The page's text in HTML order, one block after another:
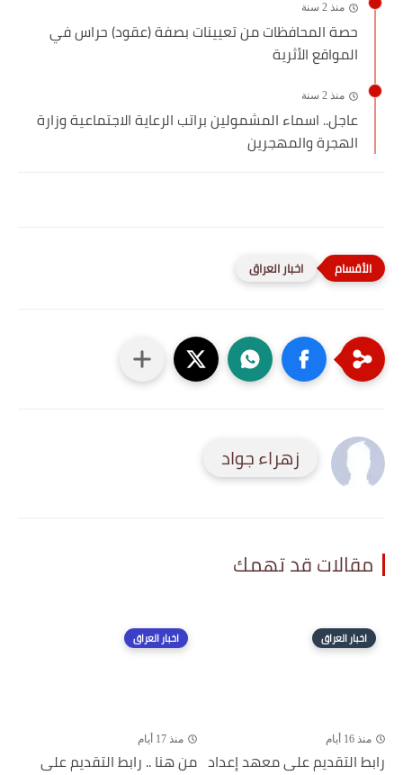
منذ 2 سنة
حصة المحافظات من تعيينات بصفة (عقود) حراس في
المواقع الأثرية
منذ 2 سنة
عاجل.. اسماء المشمولين براتب الرعاية الاجتماعية وزارة
الهجرة والمهجرين
اخبار العراق
زهراء جواد
مقالات قد تهمك
اخبار العراق
منذ 16 أيام
رابط التقديم على معهد إعداد
اخبار العراق
منذ 17 أيام
من هنا .. رابط التقديم على